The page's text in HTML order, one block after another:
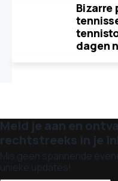
Bizarre
dagen
Meld je aan en
rechtstreeks in je
Mis geen spannende
unieke updates!